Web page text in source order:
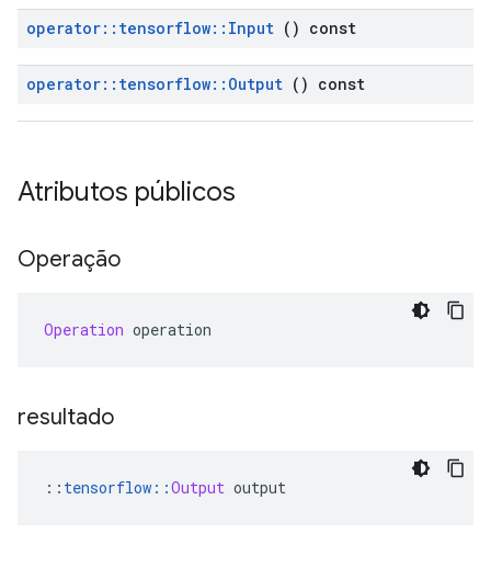
operator:: tensorflow:: Input () const
operator:: tensorflow:: Output () const
Atributos públicos
Operação
Operation operation
resultado
:: tensorflow ::Output output